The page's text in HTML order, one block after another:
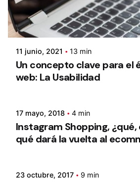
11 junio, 2021 13 min
Un concepto clave para el
web: La Usabilidad
17 mayo, 2018 4 min
Instagram Shopping,
qué dará la vuelta al
23 octubre, 2017 9 min